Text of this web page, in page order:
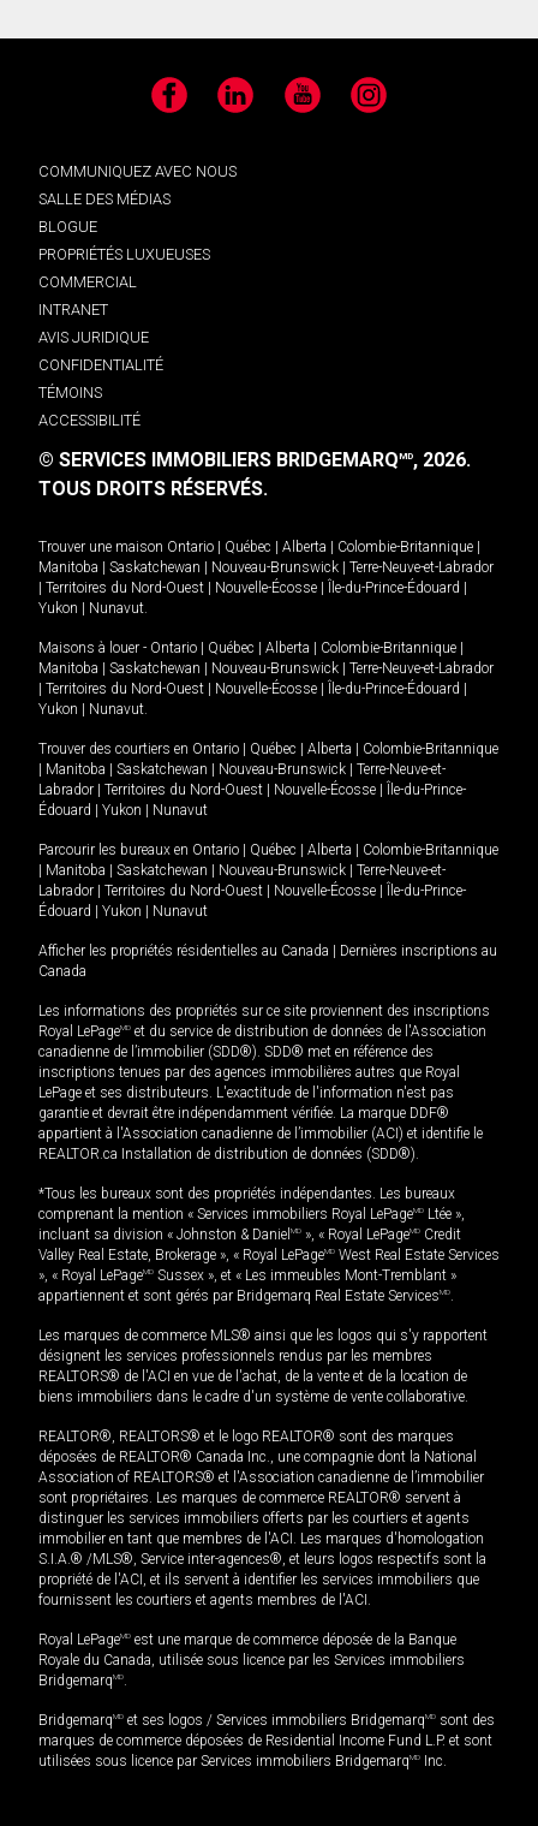
Facebook LinkedIn YouTube Instagram
COMMUNIQUEZ AVEC NOUS
SALLE DES MÉDIAS
BLOGUE
PROPRIÉTÉS LUXUEUSES
COMMERCIAL
INTRANET
AVIS JURIDIQUE
CONFIDENTIALITÉ
TÉMOINS
ACCESSIBILITÉ
© SERVICES IMMOBILIERS BRIDGEMARQMD, 2026.
TOUS DROITS RÉSERVÉS.
Trouver une maison Ontario Québec Alberta Colombie-Britannique
Manitoba
Saskatchewan Nouveau-Brunswick
Terre-Neuve-et-Labrador
Territoires du Nord-Ouest Nouvelle-Écosse Île-du-Prince-Édouard
Yukon
Nunavut.
Maisons à louer - Ontario Québec Alberta Colombie-Britannique
Manitoba
Saskatchewan Nouveau-Brunswick
Terre-Neuve-et-Labrador
Territoires du Nord-Ouest Nouvelle-Écosse Île-du-Prince-Édouard
Yukon
Nunavut.
Trouver des courtiers en Ontario Québec Alberta
Colombie-Britannique
Manitoba Saskatchewan Nouveau-Brunswick
Terre-Neuve-et-
Labrador
Territoires du Nord-Ouest Nouvelle-Écosse
Île-du-Prince-
Édouard
Yukon Nunavut
Parcourir les bureaux en Ontario Québec Alberta
Colombie-Britannique
Manitoba Saskatchewan Nouveau-Brunswick
Terre-Neuve-et-
Labrador
Territoires du Nord-Ouest Nouvelle-Écosse
Île-du-Prince-
Édouard
Yukon Nunavut
Afficher les propriétés résidentielles au Canada
Dernières inscriptions au
Canada
Les informations des propriétés sur ce site proviennent des inscriptions
Royal LePageMD et du service de distribution de données de l'Association
canadienne de l’immobilier (SDD®). SDD® met en référence des
inscriptions tenues par des agences immobilières autres que Royal
LePage et ses distributeurs. L'exactitude de l'information n'est pas
garantie et devrait être indépendamment vérifiée. La marque DDF®
appartient à l'Association canadienne de l’immobilier (ACI) et identifie le
REALTOR.ca Installation de distribution de données (SDD®).
*Tous les bureaux sont des propriétés indépendantes. Les bureaux
comprenant la mention « Services immobiliers Royal LePageMD Ltée »,
incluant sa division « Johnston & Daniel MD », « Royal LePageMD Credit
Valley Real Estate, Brokerage », « Royal LePageMD West Real Estate Services
», « Royal LePageMD Sussex », et « Les immeubles Mont-Tremblant »
appartiennent et sont gérés par Bridgemarq Real Estate ServicesMD.
Les marques de commerce MLS® ainsi que les logos qui s'y rapportent
désignent les services professionnels rendus par les membres
REALTORS® de l'ACI en vue de l'achat, de la vente et de la location de
biens immobiliers dans le cadre d'un système de vente collaborative.
REALTOR®, REALTORS® et le logo REALTOR® sont des marques
déposées de REALTOR® Canada Inc., une compagnie dont la National
Association of REALTORS® et l'Association canadienne de l’immobilier
sont propriétaires. Les marques de commerce REALTOR® servent à
distinguer les services immobiliers offerts par les courtiers et agents
immobilier en tant que membres de l'ACI. Les marques d'homologation
S.I.A.® /MLS®, Service inter-agences®, et leurs logos respectifs sont la
propriété de l'ACI, et ils servent à identifier les services immobiliers que
fournissent les courtiers et agents membres de l'ACI.
Royal LePageMD est une marque de commerce déposée de la Banque
Royale du Canada, utilisée sous licence par les Services immobiliers
BridgemarqMD.
BridgemarqMD et ses logos / Services immobiliers BridgemarqMD sont des
marques de commerce déposées de Residential Income Fund L.P. et sont
utilisées sous licence par Services immobiliers BridgemarqMD Inc.